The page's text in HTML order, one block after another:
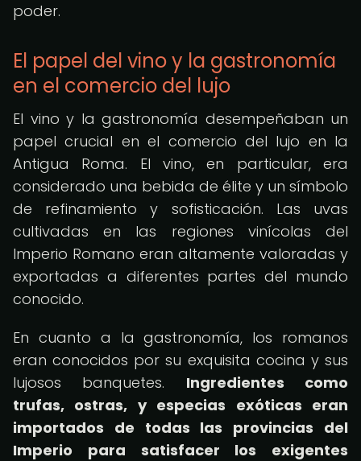
poder.
El papel del vino y la gastronomía
en el comercio del lujo
El vino y la gastronomía desempeñaban un
papel crucial en el comercio del lujo en la
Antigua Roma. El vino, en particular, era
considerado una bebida de élite y un símbolo
de refinamiento y sofisticación. Las uvas
cultivadas en las regiones vinícolas del
Imperio Romano eran altamente valoradas y
exportadas a diferentes partes del mundo
conocido.
En cuanto a la gastronomía, los romanos
eran conocidos por su exquisita cocina y sus
lujosos banquetes. Ingredientes como
trufas, ostras, y especias exóticas eran
importados de todas las provincias del
Imperio para satisfacer los exigentes